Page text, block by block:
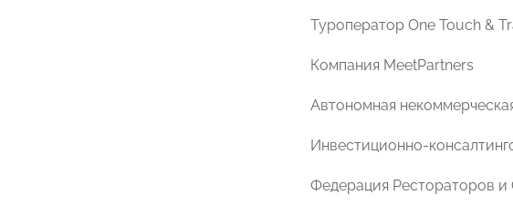
Туроператор One Touch &
Компания MeetPartners
Автономная
Инвестиционно-
Федерация Рестораторов